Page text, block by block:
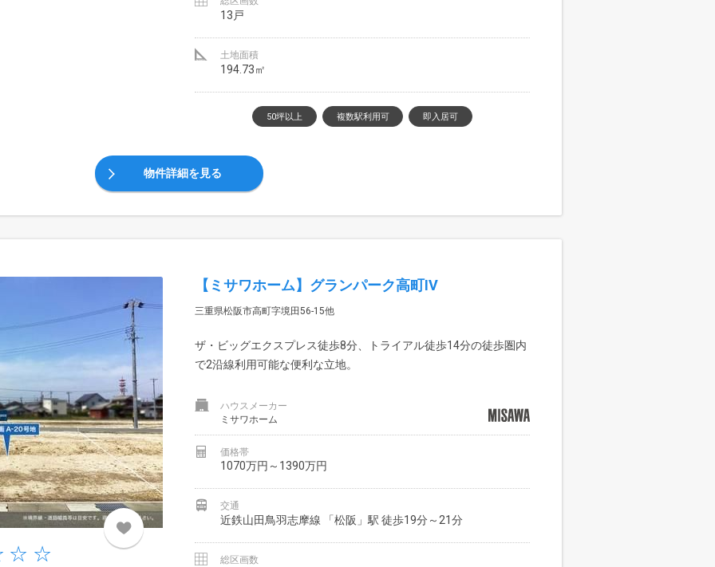
13戸
土地面積
194.73㎡
50坪以上 複数駅利用可 即入居可
物件詳細を見る
【ミサワホーム】グランパーク高町IV
三重県松阪市高町字境田56-15他
ザ・ビッグエクスプレス徒歩8分、トライアル徒歩14分の徒歩圏内
で2沿線利用可能な便利な立地。
ハウスメーカー
ミサワホーム
価格帯
1070万円～1390万円
交通
近鉄山田鳥羽志摩線 「松阪」駅 徒歩19分～21分
総区画数